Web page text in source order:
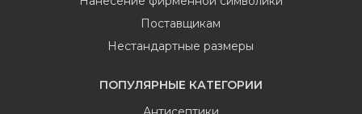
Поставщикам
Нестандартные размеры
ПОПУЛЯРНЫЕ КАТЕГОРИИ